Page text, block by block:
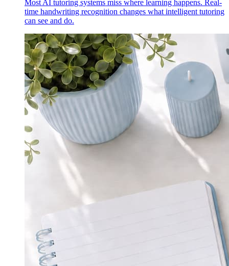
Most AI tutoring systems miss where learning happens. Real-
time handwriting recognition changes what intelligent tutoring
can see and do.